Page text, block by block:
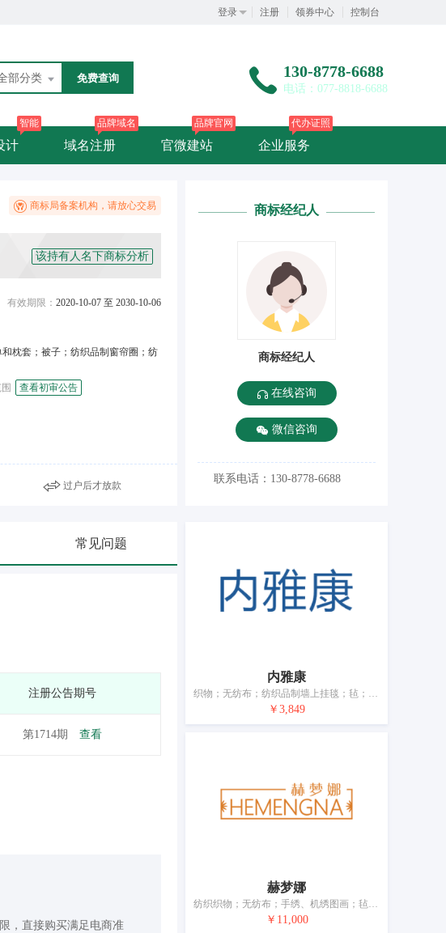
登录 注册 领券中心 控制台
部分类 免费查询 130-8778-6688
电话：077-8818-6688
计
智能
域名注册
品牌域名
官微建站
品牌官网
企业服务
代办证照
商标局备案机构，请放心交易
该持有人名下商标分析
有效期限： 2020-10-07 至 2030-10-06
枕套；被子；纺织品制窗帘圈；纺
查看初审公告
过户后才放款
常见问题
注册公告期号
第1714期 查看
，直接购买满足电商准
商标经纪人
商标经纪人
在线咨询
微信咨询
联系电话：130-8778-6688
内雅康
织物；无纺布；纺织品制墙上挂毯；毡；卸妆布巾；面巾；家庭日用纺织品；床上用毯；桌布（非纸制）；纺织品制或塑料制旗
￥3,849
赫梦娜
纺织织物；无纺布；手绣、机绣图画；毡；家庭日用纺织品；纺织品毛巾；家养宠物用毯；婴儿床防撞围（床用织品）；桌布（非纸制）；纺织品制或塑料制浴帘
￥11,000